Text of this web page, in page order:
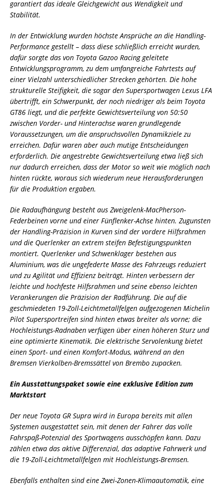
garantiert das ideale Gleichgewicht aus Wendigkeit und
Stabilität.
In der Entwicklung wurden höchste Ansprüche an die Handling-
Performance gestellt – dass diese schließlich erreicht wurden,
dafür sorgte das von Toyota Gazoo Racing geleitete
Entwicklungsprogramm, zu dem umfangreiche Fahrtests auf
einer Vielzahl unterschiedlicher Strecken gehörten. Die hohe
strukturelle Steifigkeit, die sogar den Supersportwagen Lexus LFA
übertrifft, ein Schwerpunkt, der noch niedriger als beim Toyota
GT86 liegt, und die perfekte Gewichtsverteilung von 50:50
zwischen Vorder- und Hinterachse waren grundlegende
Voraussetzungen, um die anspruchsvollen Dynamikziele zu
erreichen. Dafür waren aber auch mutige Entscheidungen
erforderlich. Die angestrebte Gewichtsverteilung etwa ließ sich
nur dadurch erreichen, dass der Motor so weit wie möglich nach
hinten rückte, woraus sich wiederum neue Herausforderungen
für die Produktion ergaben.
Die Radaufhängung besteht aus Zweigelenk-MacPherson-
Federbeinen vorne und einer Fünflenker-Achse hinten. Zugunsten
der Handling-Präzision in Kurven sind der vordere Hilfsrahmen
und die Querlenker an extrem steifen Befestigungspunkten
montiert. Querlenker und Schwenklager bestehen aus
Aluminium, was die ungefederte Masse des Fahrzeugs reduziert
und zu Agilität und Effizienz beiträgt. Hinten verbessern der
leichte und hochfeste Hilfsrahmen und seine ebenso leichten
Verankerungen die Präzision der Radführung. Die auf die
geschmiedeten 19-Zoll-Leichtmetallfelgen aufgezogenen Michelin
Pilot Supersportreifen sind hinten etwas breiter als vorne; die
Hochleistungs-Radnaben verfügen über einen höheren Sturz und
eine optimierte Kinematik. Die elektrische Servolenkung bietet
einen Sport- und einen Komfort-Modus, während an den
Bremsen Vierkolben-Bremssättel von Brembo zupacken.
Ein Ausstattungspaket sowie eine exklusive Edition zum
Marktstart
Der neue Toyota GR Supra wird in Europa bereits mit allen
Systemen ausgestattet sein, mit denen der Fahrer das volle
Fahrspaß-Potenzial des Sportwagens ausschöpfen kann. Dazu
zählen etwa das aktive Differenzial, das adaptive Fahrwerk und
die 19-Zoll-Leichtmetallfelgen mit Hochleistungs-Bremsen.
Ebenfalls enthalten sind eine Zwei-Zonen-Klimaautomatik, eine